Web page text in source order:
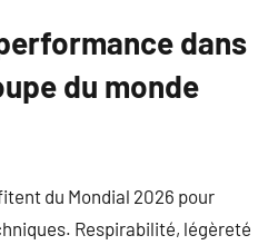
dans
du monde
du Mondial 2026 pour
Respirabilité, légèreté